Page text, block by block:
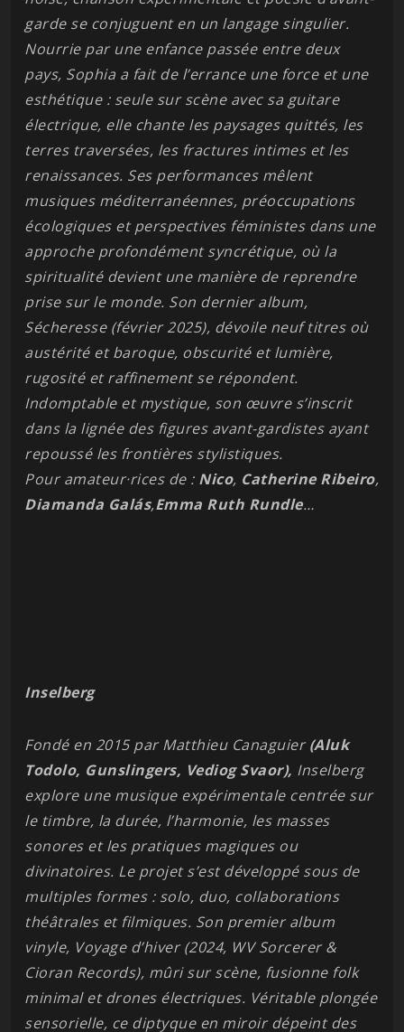
garde se conjuguent en un langage singulier.
Nourrie par une enfance passée entre deux
pays, Sophia a fait de l’errance une force et une
esthétique : seule sur scène avec sa guitare
électrique, elle chante les paysages quittés, les
terres traversées, les fractures intimes et les
renaissances. Ses performances mêlent
musiques méditerranéennes, préoccupations
écologiques et perspectives féministes dans une
approche profondément syncrétique, où la
spiritualité devient une manière de reprendre
prise sur le monde. Son dernier album,
Sécheresse (février 2025), dévoile neuf titres où
austérité et baroque, obscurité et lumière,
rugosité et raffinement se répondent.
Indomptable et mystique, son œuvre s’inscrit
dans la lignée des figures avant-gardistes ayant
repoussé les frontières stylistiques.
Pour amateur·rices de : Nico, Catherine Ribeiro,
Diamanda Galás,Emma Ruth Rundle…
Inselberg
Fondé en 2015 par Matthieu Canaguier(Aluk
Todolo, Gunslingers, Vediog Svaor), Inselberg
explore une musique expérimentale centrée sur
le timbre, la durée, l’harmonie, les masses
sonores et les pratiques magiques ou
divinatoires. Le projet s’est développé sous de
multiples formes : solo, duo, collaborations
théâtrales et filmiques. Son premier album
vinyle, Voyage d’hiver (2024, WV Sorcerer &
Cioran Records), mûri sur scène, fusionne folk
minimal et drones électriques. Véritable plongée
sensorielle, ce diptyque en miroir dépeint des